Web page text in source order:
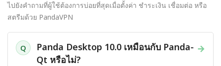
ไปยังคำถามที่ผู้ใช้ต้องการบ่อยที่สุดเมื่อตั้งค่า ชำระเงิน เชื่อมต่อ หรือ
สตรีมด้วย PandaVPN
Q →
Panda Desktop 10.0 เหมือนกับ Panda-
Qt หรือไม่?